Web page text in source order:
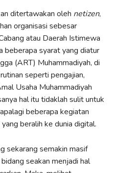
ditertawakan oleh netizen,
organisasi sebesar
atau Daerah Istimewa
beberapa syarat yang diatur
(ART) Muhammadiyah, di
seperti pengajian,
Usaha Muhammadiyah
hal itu tidaklah sulit untuk
beberapa kegiatan
beralih ke dunia digital.
sekarang semakin masif
seakan menjadi hal